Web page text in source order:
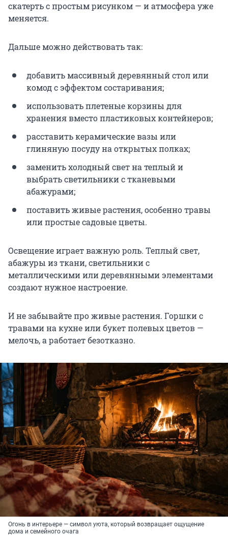
скатерть с простым рисунком — и атмосфера уже
меняется.
Дальше можно действовать так:
добавить массивный деревянный стол или
комод с эффектом состаривания;
использовать плетеные корзины для
хранения вместо пластиковых контейнеров;
расставить керамические вазы или
глиняную посуду на открытых полках;
заменить холодный свет на теплый и
выбрать светильники с тканевыми
абажурами;
поставить живые растения, особенно травы
или простые садовые цветы.
Освещение играет важную роль. Теплый свет,
абажуры из ткани, светильники с
металлическими или деревянными элементами
создают нужное настроение.
И не забывайте про живые растения. Горшки с
травами на кухне или букет полевых цветов —
мелочь, а работает безотказно.
Огонь в интерьере — символ уюта, который возвращает ощущение
дома и семейного очага